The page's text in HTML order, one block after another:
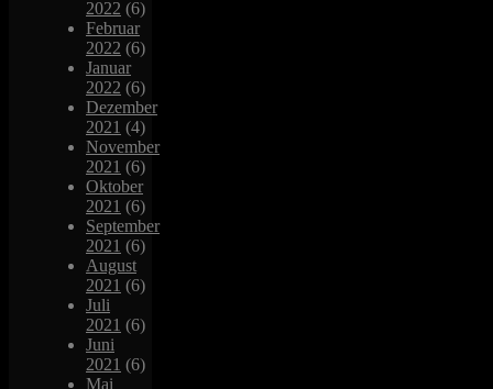
2022 (6)
Februar
2022 (6)
Januar
2022 (6)
Dezember
2021 (4)
November
2021 (6)
Oktober
2021 (6)
September
2021 (6)
August
2021 (6)
Juli
2021 (6)
Juni
2021 (6)
Mai